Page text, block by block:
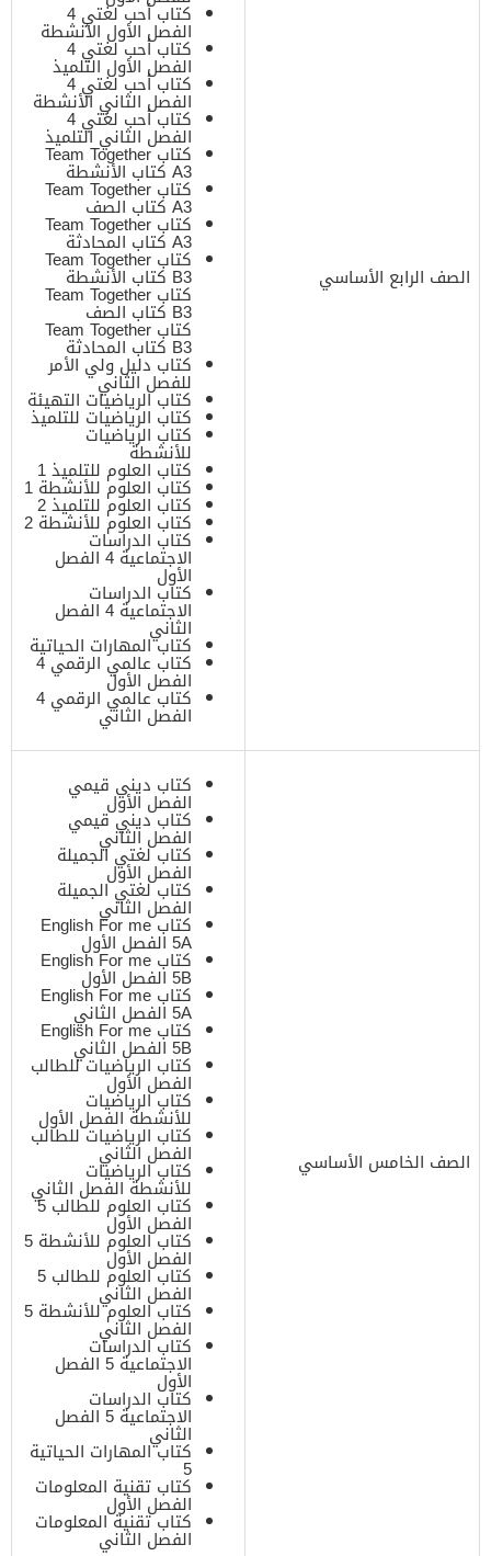
الصف الرابع الأساسي
كتاب أحب لغتي 4
الفصل الأول الأنشطة
كتاب أحب لغتي 4
الفصل الأول التلميذ
كتاب أحب لغتي 4
الفصل الثاني الأنشطة
كتاب أحب لغتي 4
الفصل الثاني التلميذ
كتاب Team Together
A3 كتاب الأنشطة
كتاب Team Together
A3 كتاب الصف
كتاب Team Together
A3 كتاب المحادثة
كتاب Team Together
B3 كتاب الأنشطة
كتاب Team Together
B3 كتاب الصف
كتاب Team Together
B3 كتاب المحادثة
كتاب دليل ولي الأمر
للفصل الثاني
كتاب الرياضيات التهيئة
كتاب الرياضيات للتلميذ
كتاب الرياضيات
للأنشطة
كتاب العلوم للتلميذ 1
كتاب العلوم للأنشطة 1
كتاب العلوم للتلميذ 2
كتاب العلوم للأنشطة 2
كتاب الدراسات
الاجتماعية 4 الفصل
الأول
كتاب الدراسات
الاجتماعية 4 الفصل
الثاني
كتاب المهارات الحياتية
كتاب عالمي الرقمي 4
الفصل الأول
كتاب عالمي الرقمي 4
الفصل الثاني
الصف الخامس الأساسي
كتاب ديني قيمي
الفصل الأول
كتاب ديني قيمي
الفصل الثاني
كتاب لغتي الجميلة
الفصل الأول
كتاب لغتي الجميلة
الفصل الثاني
كتاب English For me
5A الفصل الأول
كتاب English For me
5B الفصل الأول
كتاب English For me
5A الفصل الثاني
كتاب English For me
5B الفصل الثاني
كتاب الرياضيات للطالب
الفصل الأول
كتاب الرياضيات
للأنشطة الفصل الأول
كتاب الرياضيات للطالب
الفصل الثاني
كتاب الرياضيات
للأنشطة الفصل الثاني
كتاب العلوم للطالب 5
الفصل الأول
كتاب العلوم للأنشطة 5
الفصل الأول
كتاب العلوم للطالب 5
الفصل الثاني
كتاب العلوم للأنشطة 5
الفصل الثاني
كتاب الدراسات
الاجتماعية 5 الفصل
الأول
كتاب الدراسات
الاجتماعية 5 الفصل
الثاني
كتاب المهارات الحياتية
5
كتاب تقنية المعلومات
الفصل الأول
كتاب تقنية المعلومات
الفصل الثاني